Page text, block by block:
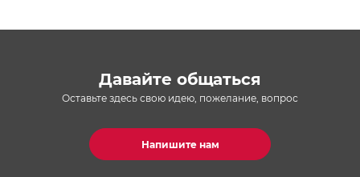
Давайте общаться
Оставьте здесь свою идею, пожелание, вопрос
Напишите нам